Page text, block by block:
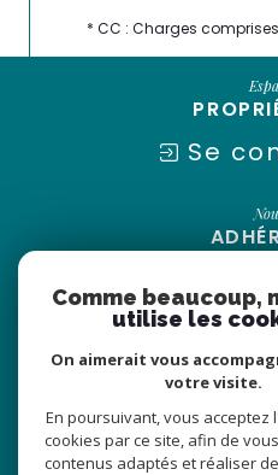
* CC : Charges comprises
Se
Comme beaucoup,
utilise les
On aimerait vous
votre visite.
En poursuivant, vous acceptez
cookies par ce site, afin de
contenus adaptés et réaliser